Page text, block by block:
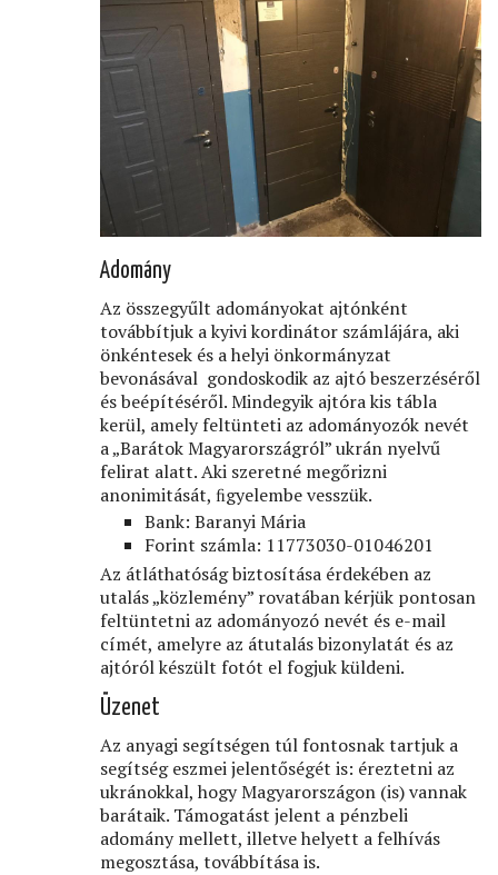
Adomány
Az összegyűlt adományokat ajtónként
továbbítjuk a kyivi kordinátor számlájára, aki
önkéntesek és a helyi önkormányzat
bevonásával gondoskodik az ajtó beszerzéséről
és beépítéséről. Mindegyik ajtóra kis tábla
kerül, amely feltünteti az adományozók nevét
a „Barátok Magyarországról” ukrán nyelvű
felirat alatt. Aki szeretné megőrizni
anonimitását, ﬁgyelembe vesszük.
Bank: Baranyi Mária
Forint számla: 11773030-01046201
Az átláthatóság biztosítása érdekében az
utalás „közlemény” rovatában kérjük pontosan
feltüntetni az adományozó nevét és e-mail
címét, amelyre az átutalás bizonylatát és az
ajtóról készült fotót el fogjuk küldeni.
Üzenet
Az anyagi segítségen túl fontosnak tartjuk a
segítség eszmei jelentőségét is: éreztetni az
ukránokkal, hogy Magyarországon (is) vannak
barátaik. Támogatást jelent a pénzbeli
adomány mellett, illetve helyett a felhívás
megosztása, továbbítása is.